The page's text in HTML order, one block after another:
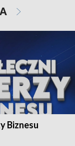
Biznesu